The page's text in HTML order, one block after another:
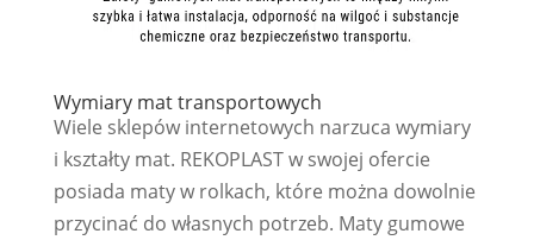
Wymiary mat transportowych
Wiele sklepów internetowych narzuca wymiary
i kształty mat. REKOPLAST w swojej ofercie
posiada maty w rolkach, które można dowolnie
przycinać do własnych potrzeb. Maty gumowe